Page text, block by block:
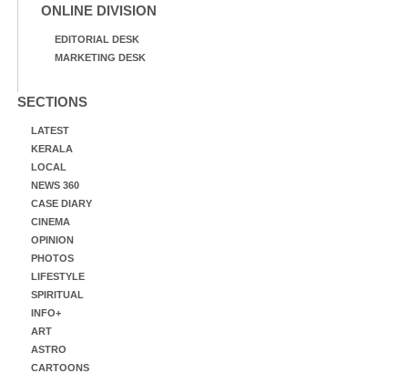
ONLINE DIVISION
EDITORIAL DESK
MARKETING DESK
SECTIONS
LATEST
KERALA
LOCAL
NEWS 360
CASE DIARY
CINEMA
OPINION
PHOTOS
LIFESTYLE
SPIRITUAL
INFO+
ART
ASTRO
CARTOONS